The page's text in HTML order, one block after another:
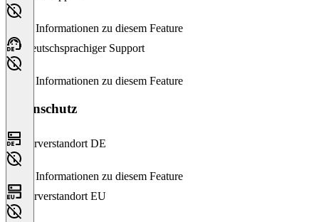
Keine Informationen zu diesem Feature
Deutschsprachiger Support
Keine Informationen zu diesem Feature
Datenschutz
Serverstandort DE
Keine Informationen zu diesem Feature
Serverstandort EU